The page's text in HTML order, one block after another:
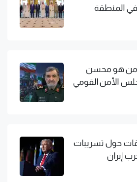
المنطقة
من هو محسن
الأمن القومي
حول تسريبات
إيران